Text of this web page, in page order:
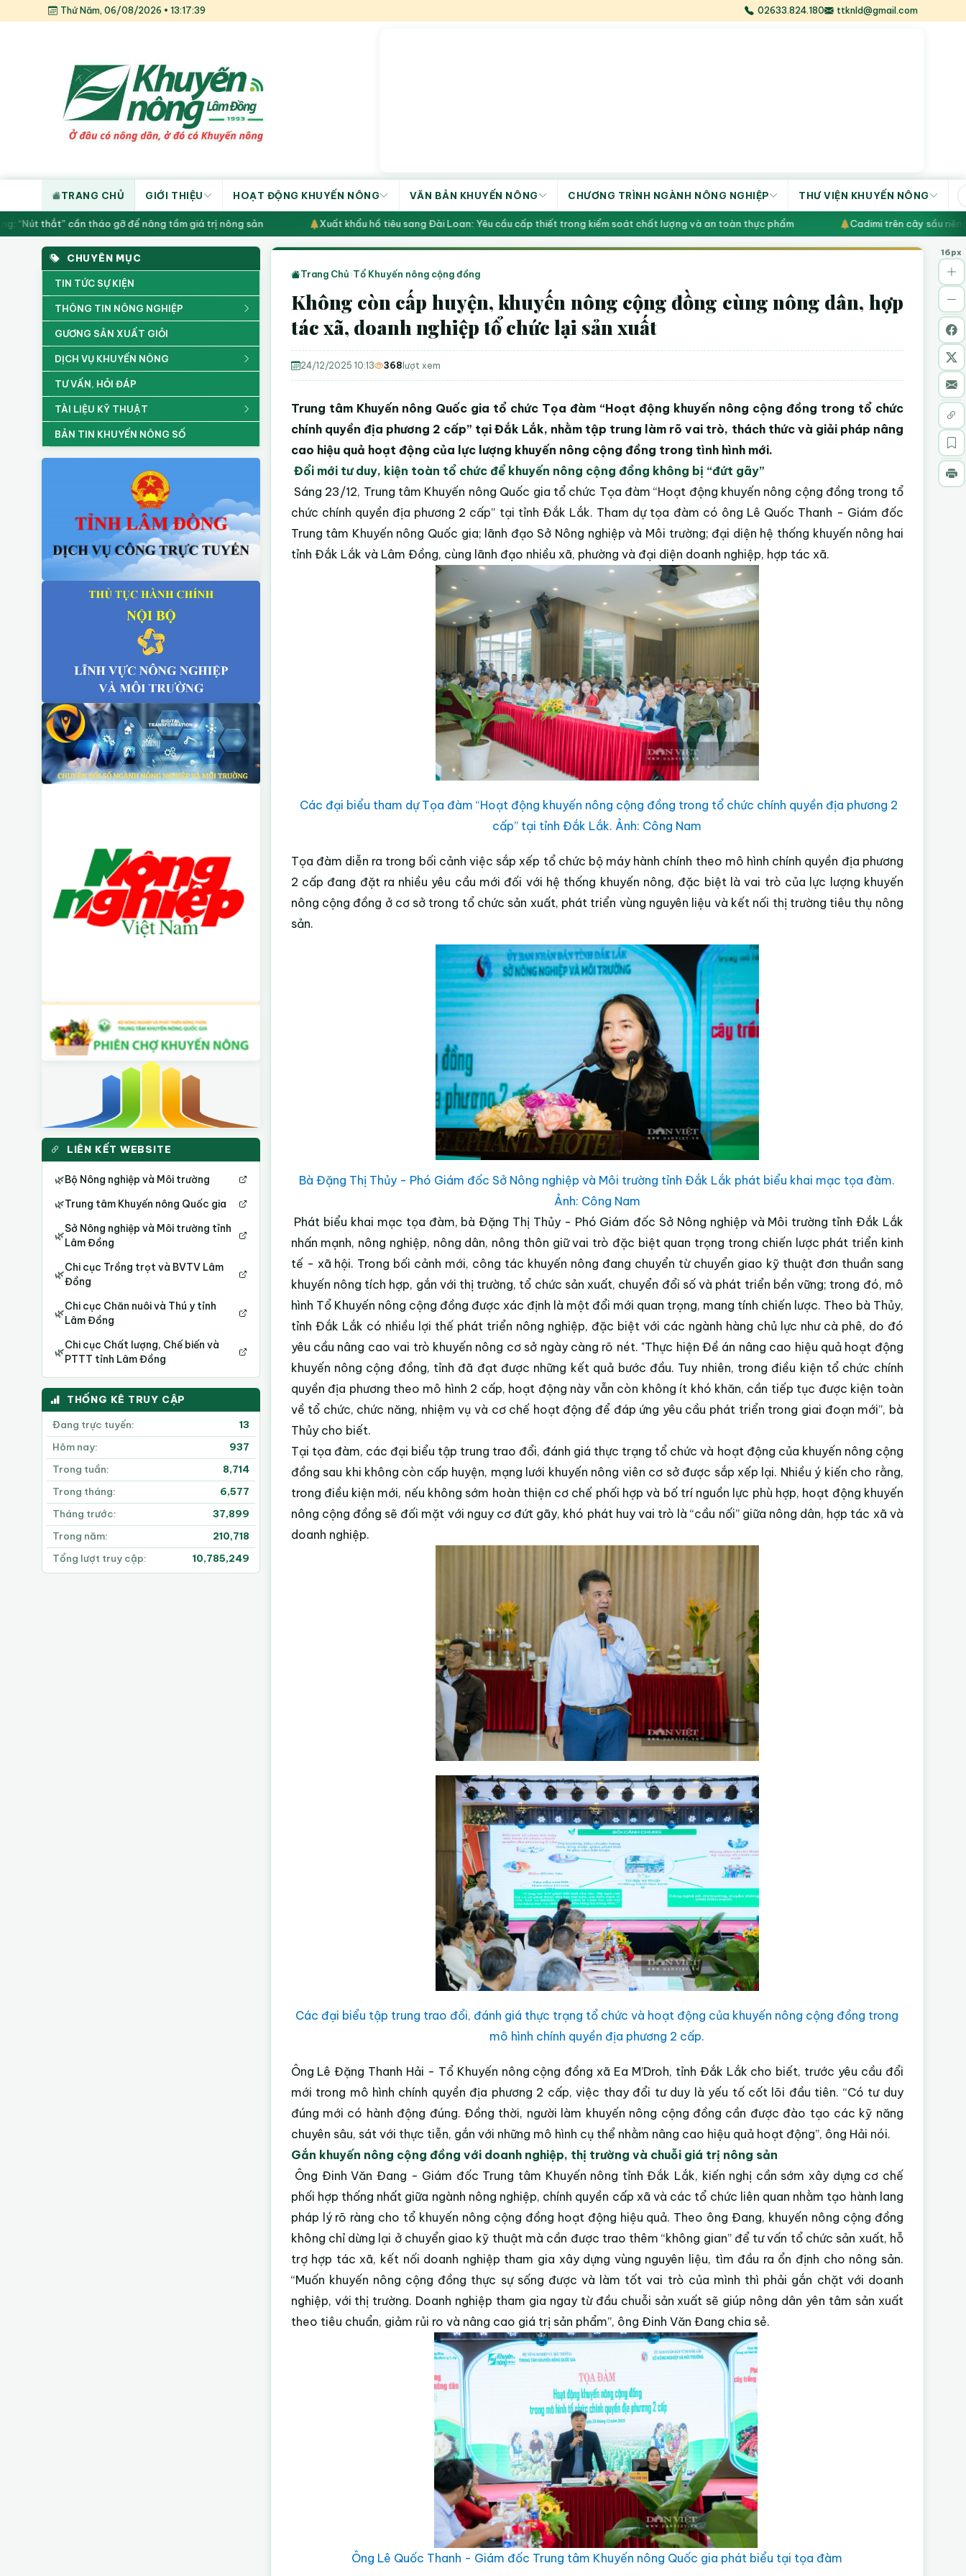
Thứ Năm, 06/08/2026 • 13:17:40 02633.824.180 ttknld@gmail.com
TRANG CHỦ GIỚI THIỆU HOẠT ĐỘNG KHUYẾN NÔNG VĂN BẢN KHUYẾN NÔNG CHƯƠNG TRÌNH NGÀNH NÔNG NGHIỆP THƯ VIỆN KHUYẾN NÔNG
thắt” cần tháo gỡ để nâng tầm giá trị nông sản Xuất khẩu hồ tiêu sang Đài Loan: Yêu cầu cấp thiết trong kiểm soát chất lượng và an toàn thực phẩm Cadimi trên cây sầu riêng:
CHUYÊN MỤC
TIN TỨC SỰ KIỆN
THÔNG TIN NÔNG NGHIỆP
GƯƠNG SẢN XUẤT GIỎI
DỊCH VỤ KHUYẾN NÔNG
TƯ VẤN, HỎI ĐÁP
TÀI LIỆU KỸ THUẬT
BẢN TIN KHUYẾN NÔNG SỐ
LIÊN KẾT WEBSITE
🌿Bộ Nông nghiệp và Môi trường
🌿Trung tâm Khuyến nông Quốc gia
🌿
Sở Nông nghiệp và Môi trường tỉnh
Lâm Đồng
🌿
Chi cục Trồng trọt và BVTV Lâm
Đồng
🌿
Chi cục Chăn nuôi và Thú y tỉnh
Lâm Đồng
🌿
Chi cục Chất lượng, Chế biến và
PTTT tỉnh Lâm Đồng
THỐNG KÊ TRUY CẬP
Đang trực tuyến:
13
Hôm nay:
937
Trong tuần:
8,714
Trong tháng:
6,577
Tháng trước:
37,899
Trong năm:
210,718
Tổng lượt truy cập:
10,785,249
16px
Trang Chủ›Tổ Khuyến nông cộng đồng
Không còn cấp huyện, khuyến nông cộng đồng cùng nông dân, hợp
tác xã, doanh nghiệp tổ chức lại sản xuất
24/12/2025 10:13 368 lượt xem
Trung tâm Khuyến nông Quốc gia tổ chức Tọa đàm “Hoạt động khuyến nông cộng đồng trong tổ chức
chính quyền địa phương 2 cấp” tại Đắk Lắk, nhằm tập trung làm rõ vai trò, thách thức và giải pháp nâng
cao hiệu quả hoạt động của lực lượng khuyến nông cộng đồng trong tình hình mới.
Đổi mới tư duy, kiện toàn tổ chức để khuyến nông cộng đồng không bị “đứt gãy”
Sáng 23/12, Trung tâm Khuyến nông Quốc gia tổ chức Tọa đàm “Hoạt động khuyến nông cộng đồng trong tổ
chức chính quyền địa phương 2 cấp” tại tỉnh Đắk Lắk. Tham dự tọa đàm có ông Lê Quốc Thanh - Giám đốc
Trung tâm Khuyến nông Quốc gia; lãnh đạo Sở Nông nghiệp và Môi trường; đại diện hệ thống khuyến nông hai
tỉnh Đắk Lắk và Lâm Đồng, cùng lãnh đạo nhiều xã, phường và đại diện doanh nghiệp, hợp tác xã.
Các đại biểu tham dự Tọa đàm “Hoạt động khuyến nông cộng đồng trong tổ chức chính quyền địa phương 2
cấp” tại tỉnh Đắk Lắk. Ảnh: Công Nam
Tọa đàm diễn ra trong bối cảnh việc sắp xếp tổ chức bộ máy hành chính theo mô hình chính quyền địa phương
2 cấp đang đặt ra nhiều yêu cầu mới đối với hệ thống khuyến nông, đặc biệt là vai trò của lực lượng khuyến
nông cộng đồng ở cơ sở trong tổ chức sản xuất, phát triển vùng nguyên liệu và kết nối thị trường tiêu thụ nông
sản.
Bà Đặng Thị Thủy - Phó Giám đốc Sở Nông nghiệp và Môi trường tỉnh Đắk Lắk phát biểu khai mạc tọa đàm.
Ảnh: Công Nam
Phát biểu khai mạc tọa đàm, bà Đặng Thị Thủy - Phó Giám đốc Sở Nông nghiệp và Môi trường tỉnh Đắk Lắk
nhấn mạnh, nông nghiệp, nông dân, nông thôn giữ vai trò đặc biệt quan trọng trong chiến lược phát triển kinh
tế - xã hội. Trong bối cảnh mới, công tác khuyến nông đang chuyển từ chuyển giao kỹ thuật đơn thuần sang
khuyến nông tích hợp, gắn với thị trường, tổ chức sản xuất, chuyển đổi số và phát triển bền vững; trong đó, mô
hình Tổ Khuyến nông cộng đồng được xác định là một đổi mới quan trọng, mang tính chiến lược. Theo bà Thủy,
tỉnh Đắk Lắk có nhiều lợi thế phát triển nông nghiệp, đặc biệt với các ngành hàng chủ lực như cà phê, do đó
yêu cầu nâng cao vai trò khuyến nông cơ sở ngày càng rõ nét. "Thực hiện Đề án nâng cao hiệu quả hoạt động
khuyến nông cộng đồng, tỉnh đã đạt được những kết quả bước đầu. Tuy nhiên, trong điều kiện tổ chức chính
quyền địa phương theo mô hình 2 cấp, hoạt động này vẫn còn không ít khó khăn, cần tiếp tục được kiện toàn
về tổ chức, chức năng, nhiệm vụ và cơ chế hoạt động để đáp ứng yêu cầu phát triển trong giai đoạn mới”, bà
Thủy cho biết.
Tại tọa đàm, các đại biểu tập trung trao đổi, đánh giá thực trạng tổ chức và hoạt động của khuyến nông cộng
đồng sau khi không còn cấp huyện, mạng lưới khuyến nông viên cơ sở được sắp xếp lại. Nhiều ý kiến cho rằng,
trong điều kiện mới, nếu không sớm hoàn thiện cơ chế phối hợp và bố trí nguồn lực phù hợp, hoạt động khuyến
nông cộng đồng sẽ đối mặt với nguy cơ đứt gãy, khó phát huy vai trò là “cầu nối” giữa nông dân, hợp tác xã và
doanh nghiệp.
Các đại biểu tập trung trao đổi, đánh giá thực trạng tổ chức và hoạt động của khuyến nông cộng đồng trong
mô hình chính quyền địa phương 2 cấp.
Ông Lê Đặng Thanh Hải - Tổ Khuyến nông cộng đồng xã Ea M’Droh, tỉnh Đắk Lắk cho biết, trước yêu cầu đổi
mới trong mô hình chính quyền địa phương 2 cấp, việc thay đổi tư duy là yếu tố cốt lõi đầu tiên. “Có tư duy
đúng mới có hành động đúng. Đồng thời, người làm khuyến nông cộng đồng cần được đào tạo các kỹ năng
chuyên sâu, sát với thực tiễn, gắn với những mô hình cụ thể nhằm nâng cao hiệu quả hoạt động”, ông Hải nói.
Gắn khuyến nông cộng đồng với doanh nghiệp, thị trường và chuỗi giá trị nông sản
Ông Đinh Văn Đang - Giám đốc Trung tâm Khuyến nông tỉnh Đắk Lắk, kiến nghị cần sớm xây dựng cơ chế
phối hợp thống nhất giữa ngành nông nghiệp, chính quyền cấp xã và các tổ chức liên quan nhằm tạo hành lang
pháp lý rõ ràng cho tổ khuyến nông cộng đồng hoạt động hiệu quả. Theo ông Đang, khuyến nông cộng đồng
không chỉ dừng lại ở chuyển giao kỹ thuật mà cần được trao thêm “không gian” để tư vấn tổ chức sản xuất, hỗ
trợ hợp tác xã, kết nối doanh nghiệp tham gia xây dựng vùng nguyên liệu, tìm đầu ra ổn định cho nông sản.
“Muốn khuyến nông cộng đồng thực sự sống được và làm tốt vai trò của mình thì phải gắn chặt với doanh
nghiệp, với thị trường. Doanh nghiệp tham gia ngay từ đầu chuỗi sản xuất sẽ giúp nông dân yên tâm sản xuất
theo tiêu chuẩn, giảm rủi ro và nâng cao giá trị sản phẩm”, ông Đinh Văn Đang chia sẻ.
Ông Lê Quốc Thanh - Giám đốc Trung tâm Khuyến nông Quốc gia phát biểu tại tọa đàm